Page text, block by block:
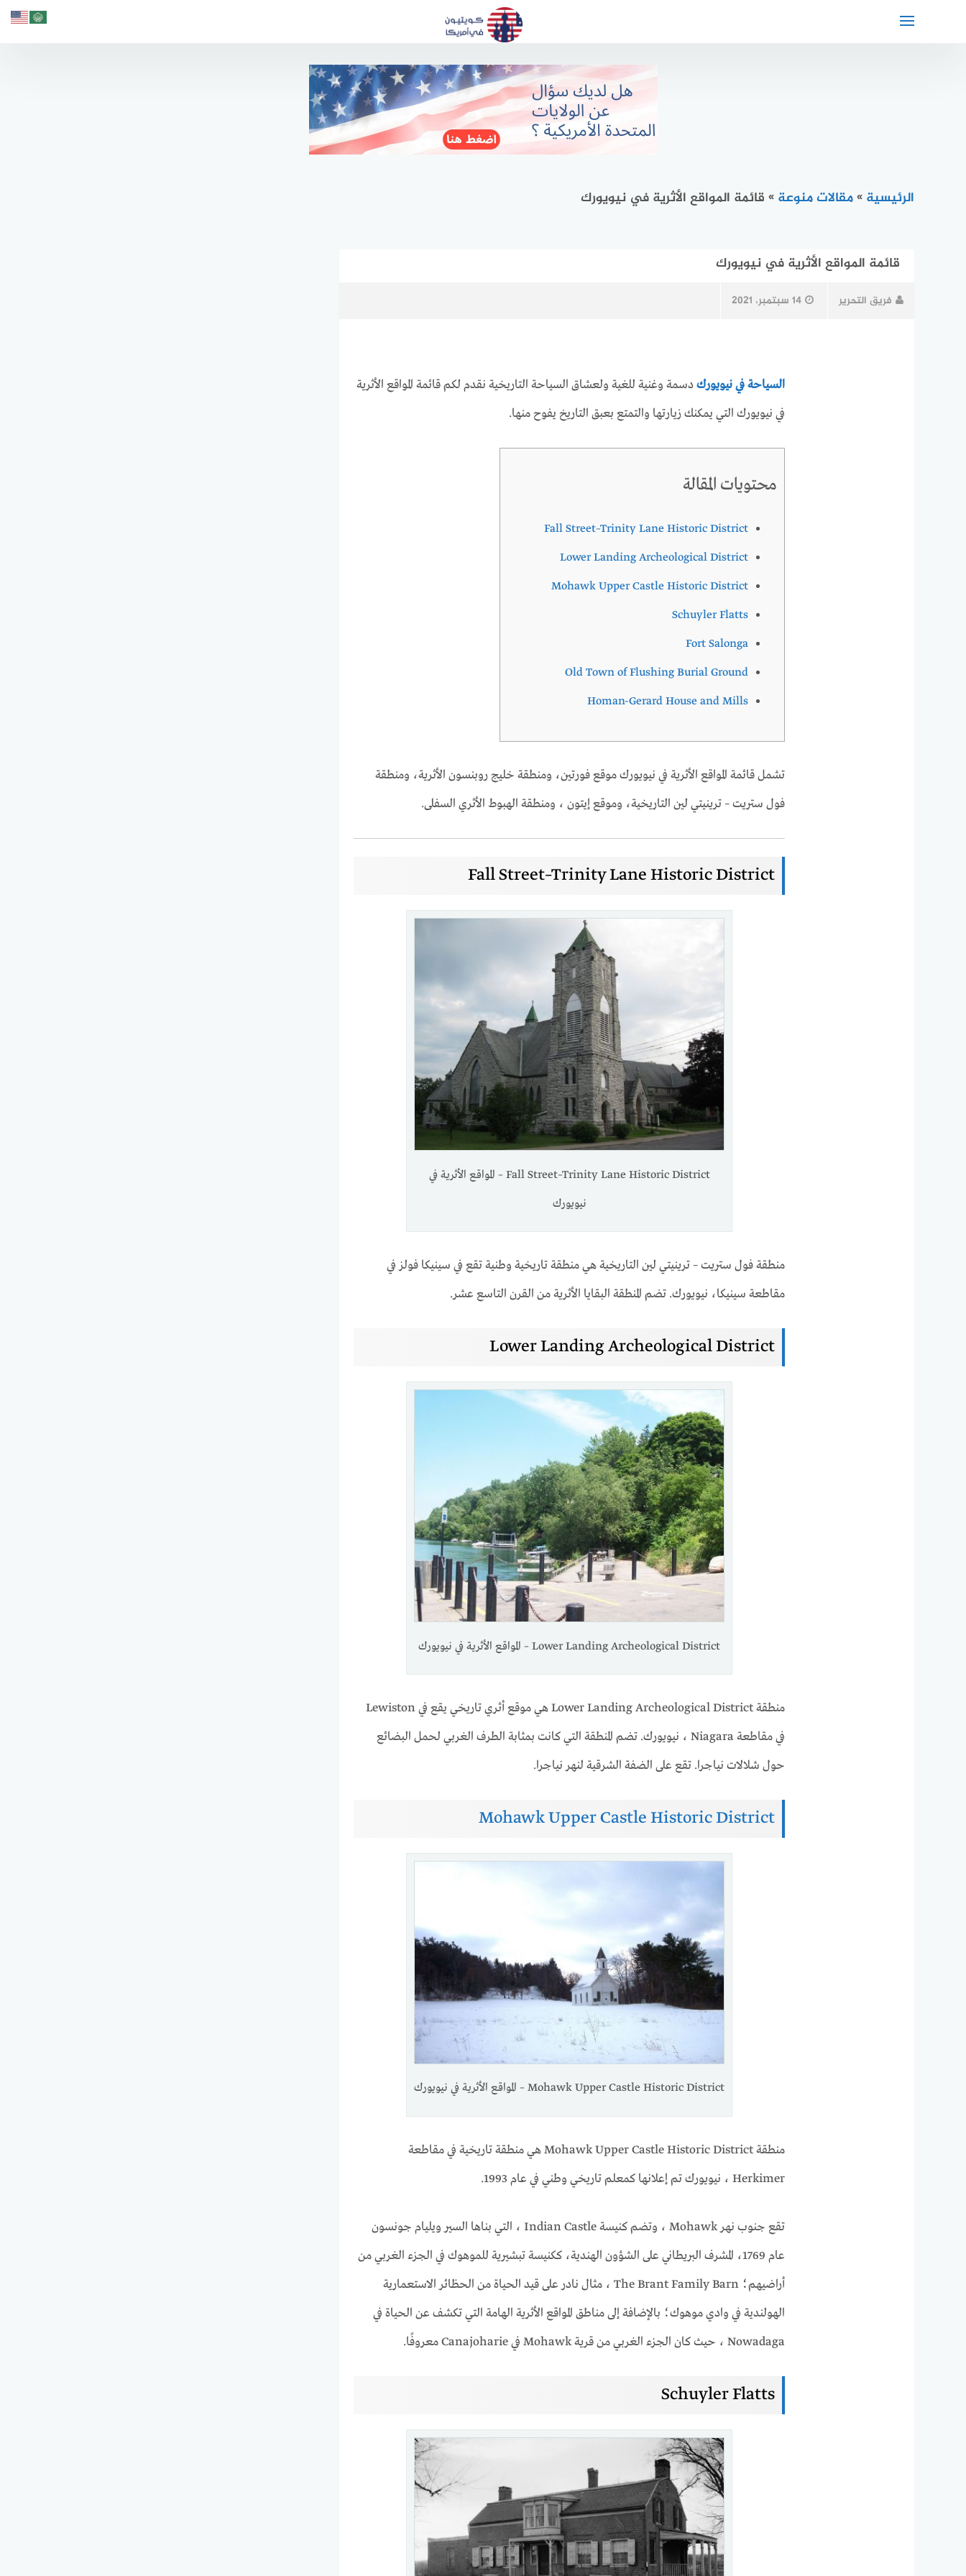
الرئيسية »مقالات منوعة » قائمة المواقع الأثرية في نيويورك
قائمة المواقع الأثرية في نيويورك
فريق التحرير 14 سبتمبر، 2021
السياحة في نيويوركدسمة وغنية للغية ولعشاق السياحة التاريخية نقدم لكم قائمة المواقع الأثرية
في نيويورك التي يمكنك زيارتها والتمتع بعبق التاريخ يفوح منها.
محتويات المقالة
Fall Street–Trinity Lane Historic District
Lower Landing Archeological District
Mohawk Upper Castle Historic District
Schuyler Flatts
Fort Salonga
Old Town of Flushing Burial Ground
Homan-Gerard House and Mills
تشمل قائمة المواقع الأثرية في نيويورك موقع فورتين، ومنطقة خليج روبنسون الأثرية، ومنطقة
فول ستريت – ترينيتي لين التاريخية، وموقع إيتون ، ومنطقة الهبوط الأثري السفلى.
Fall Street–Trinity Lane Historic District
Fall Street–Trinity Lane Historic District – المواقع الأثرية في
نيويورك
منطقة فول ستريت – ترينيتي لين التاريخية هي منطقة تاريخية وطنية تقع في سينيكا فولز في
مقاطعة سينيكا، نيويورك. تضم المنطقة البقايا الأثرية من القرن التاسع عشر.
Lower Landing Archeological District
Lower Landing Archeological District – المواقع الأثرية في نيويورك
منطقة Lower Landing Archeological District هي موقع أثري تاريخي يقع في Lewiston
في مقاطعة Niagara ، نيويورك. تضم المنطقة التي كانت بمثابة الطرف الغربي لحمل البضائع
حول شلالات نياجرا. تقع على الضفة الشرقية لنهر نياجرا.
Mohawk Upper Castle Historic District
Mohawk Upper Castle Historic District – المواقع الأثرية في نيويورك
منطقة Mohawk Upper Castle Historic District هي منطقة تاريخية في مقاطعة
Herkimer ، نيويورك تم إعلانها كمعلم تاريخي وطني في عام 1993.
تقع جنوب نهر Mohawk ، وتضم كنيسة Indian Castle ، التي بناها السير ويليام جونسون
عام 1769، المشرف البريطاني على الشؤون الهندية، ككنيسة تبشيرية للموهوك في الجزء الغربي من
أراضيهم؛ The Brant Family Barn ، مثال نادر على قيد الحياة من الحظائر الاستعمارية
الهولندية في وادي موهوك؛ بالإضافة إلى مناطق المواقع الأثرية الهامة التي تكشف عن الحياة في
Nowadaga ، حيث كان الجزء الغربي من قرية Mohawk في Canajoharie معروفًا.
Schuyler Flatts